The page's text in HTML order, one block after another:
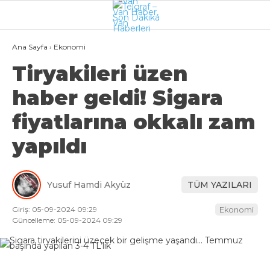
21.3°
VAN
GALERİ
VAN
BÖLGE
3.SAYFA
GÜNDEM
SPOR
EKONOMI
MAGAZIN
Ana Sayfa › Ekonomi
Tiryakileri üzen
haber geldi! Sigara
fiyatlarına okkalı zam
yapıldı
Yusuf Hamdi Akyüz TÜM YAZILARI
Giriş: 05-09-2024 09:29
Güncelleme: 05-09-2024 09:29
Ekonomi